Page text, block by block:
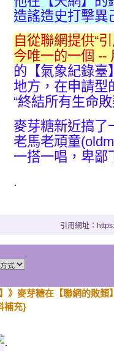
造謠造史打擊異
自從聯網提供“
今唯一的一個 --
的【氣象紀錄臺
地方，在申請型
“終結所有生命
麥芽糖新近搞了
老馬老頑童
一搭一唱，卑鄙
.
引用網址：
》麥芽糖在【聯網的敗
補充}
.